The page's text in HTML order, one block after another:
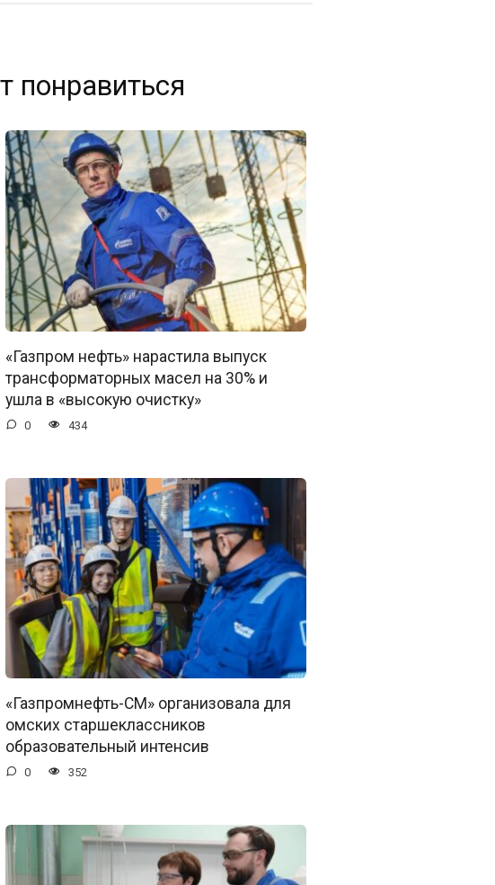
понравиться
«Газпром нефть» нарастила выпуск
трансформаторных масел на 30% и
ушла в «высокую очистку»
0 434
«Газпромнефть-СМ» организовала для
омских старшеклассников
образовательный интенсив
0 352